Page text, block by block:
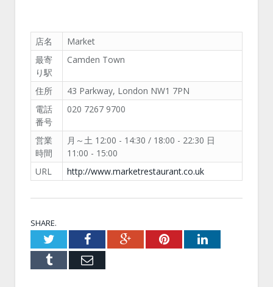
店名
Market
最寄
り駅
Camden Town
住所
43 Parkway, London NW1 7PN
電話
番号
020 7267 9700
営業
時間
月～土 12:00 - 14:30 / 18:00 - 22:30 日
11:00 - 15:00
URL
http://www.marketrestaurant.co.uk
SHARE.
TwitterFacebookGoogle+PinterestLinkedIn
Tumblr Email